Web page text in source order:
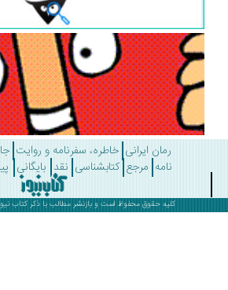
رمان ایرانی خاطره، سفرنامه و روایت جامعه
مرجع کتابشناسی نقد بایگانی پیگیری
کلیه حقوق محفوظ است و بازنشر مطالب با ذکرکتاب نیوز و درج